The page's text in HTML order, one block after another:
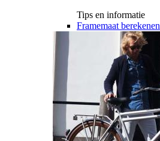
Tips en informatie
Framemaat berekenen